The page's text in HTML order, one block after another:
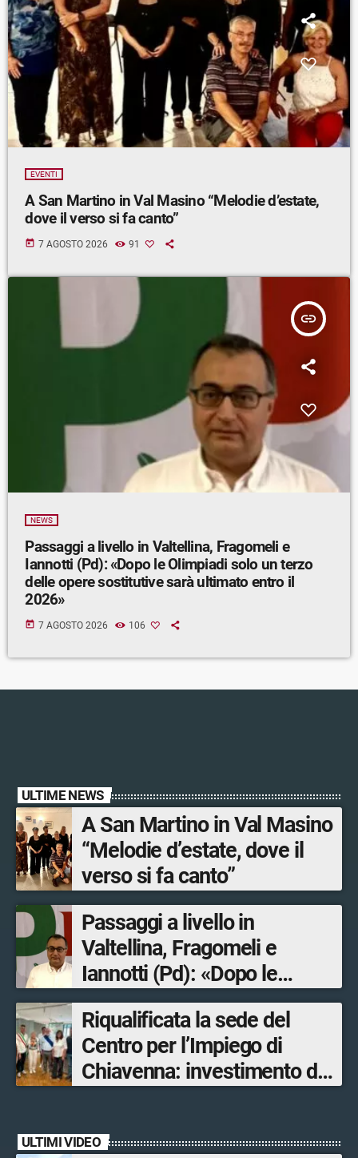
EVENTI
A San Martino in Val Masino “Melodie d’estate,
dove il verso si fa canto”
today 7 AGOSTO 2026 91
insert_link
NEWS
Passaggi a livello in Valtellina, Fragomeli e
Iannotti (Pd): «Dopo le Olimpiadi solo un terzo
delle opere sostitutive sarà ultimato entro il
2026»
today 7 AGOSTO 2026 106
ULTIME NEWS
A San Martino in Val Masino
“Melodie d’estate, dove il
verso si fa canto”
Passaggi a livello in
Valtellina, Fragomeli e
Iannotti (Pd): «Dopo le
Olimpiadi solo un terzo delle
opere sostitutive sarà
ultimato entro il 2026»
Riqualificata la sede del
Centro per l’Impiego di
Chiavenna: investimento da
ULTIMI VIDEO